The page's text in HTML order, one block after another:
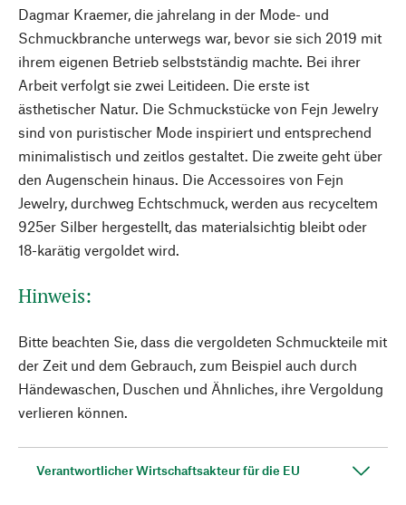
Dagmar Kraemer, die jahrelang in der Mode- und
Schmuckbranche unterwegs war, bevor sie sich 2019 mit
ihrem eigenen Betrieb selbstständig machte. Bei ihrer
Arbeit verfolgt sie zwei Leitideen. Die erste ist
ästhetischer Natur. Die Schmuckstücke von Fejn Jewelry
sind von puristischer Mode inspiriert und entsprechend
minimalistisch und zeitlos gestaltet. Die zweite geht über
den Augenschein hinaus. Die Accessoires von Fejn
Jewelry, durchweg Echtschmuck, werden aus recyceltem
925er Silber hergestellt, das materialsichtig bleibt oder
18-karätig vergoldet wird.
Hinweis:
Bitte beachten Sie, dass die vergoldeten Schmuckteile mit
der Zeit und dem Gebrauch, zum Beispiel auch durch
Händewaschen, Duschen und Ähnliches, ihre Vergoldung
verlieren können.
Verantwortlicher Wirtschaftsakteur für die EU